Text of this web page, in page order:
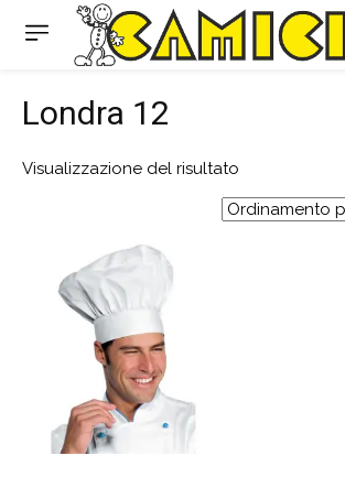
Londra 12
Visualizzazione del risultato